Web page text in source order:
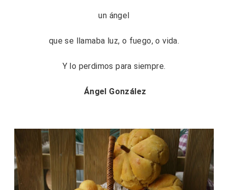
un ángel
que se llamaba luz, o fuego, o vida.
Y lo perdimos para siempre.
Ángel González